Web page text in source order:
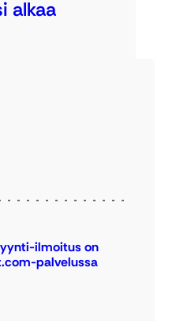
alkaa
ilmoitus on
palvelussa